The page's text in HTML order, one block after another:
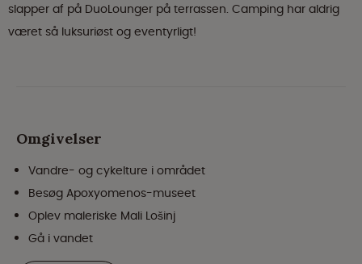
slapper af på DuoLounger på terrassen. Camping har aldrig
været så luksuriøst og eventyrligt!
Omgivelser
Vandre- og cykelture i området
Besøg Apoxyomenos-museet
Oplev maleriske Mali Lošinj
Gå i vandet